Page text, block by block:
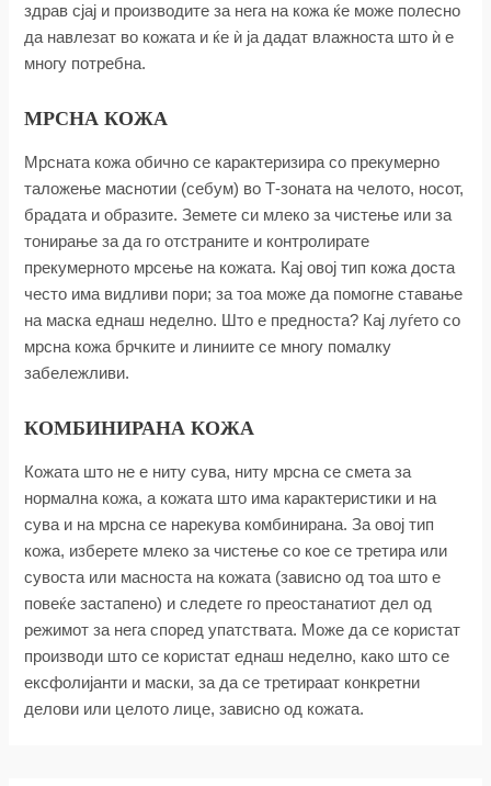
здрав сјај и производите за нега на кожа ќе може полесно
да навлезат во кожата и ќе ѝ ја дадат влажноста што ѝ е
многу потребна.
МРСНА КОЖА
Мрсната кожа обично се карактеризира со прекумерно
таложење маснотии (себум) во Т-зоната на челото, носот,
брадата и образите. Земете си млеко за чистење или за
тонирање за да го отстраните и контролирате
прекумерното мрсење на кожата. Кај овој тип кожа доста
често има видливи пори; за тоа може да помогне ставање
на маска еднаш неделно. Што е предноста? Кај луѓето со
мрсна кожа брчките и линиите се многу помалку
забележливи.
КОМБИНИРАНА КОЖА
Кожата што не е ниту сува, ниту мрсна се смета за
нормална кожа, а кожата што има карактеристики и на
сува и на мрсна се нарекува комбинирана. За овој тип
кожа, изберете млеко за чистење со кое се третира или
сувоста или масноста на кожата (зависно од тоа што е
повеќе застапено) и следете го преостанатиот дел од
режимот за нега според упатствата. Може да се користат
производи што се користат еднаш неделно, како што се
ексфолијанти и маски, за да се третираат конкретни
делови или целото лице, зависно од кожата.